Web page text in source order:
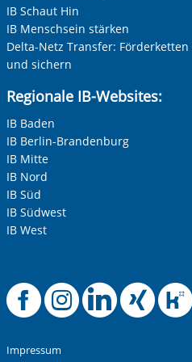
IB Schaut Hin
IB Menschsein stärken
Delta-Netz Transfer:
und sichern
Regionale IB-Websites:
IB Baden
IB Berlin-Brandenburg
IB Mitte
IB Nord
IB Süd
IB Südwest
IB West
Impressum